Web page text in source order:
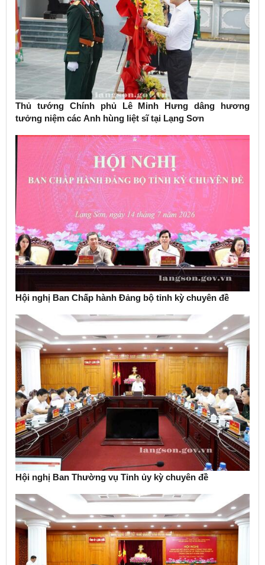
Thủ tướng Chính phủ Lê Minh Hưng dâng hương
tưởng niệm các Anh hùng liệt sĩ tại Lạng Sơn
Hội nghị Ban Chấp hành Đảng bộ tỉnh kỳ chuyên đề
Hội nghị Ban Thường vụ Tỉnh ủy kỳ chuyên đề